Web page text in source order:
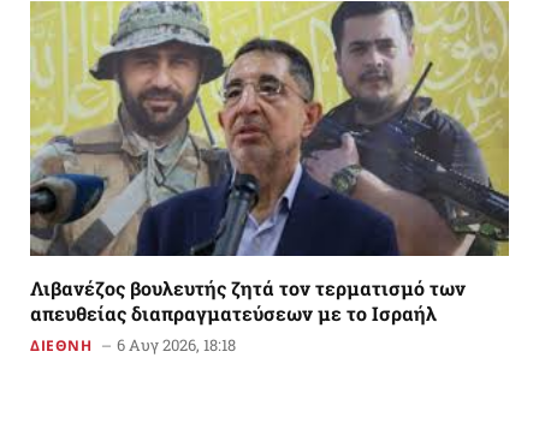
Λιβανέζος βουλευτής ζητά τον τερματισμό των
απευθείας διαπραγματεύσεων με το Ισραήλ
ΔΙΕΘΝΗ 6 Αυγ 2026, 18:18